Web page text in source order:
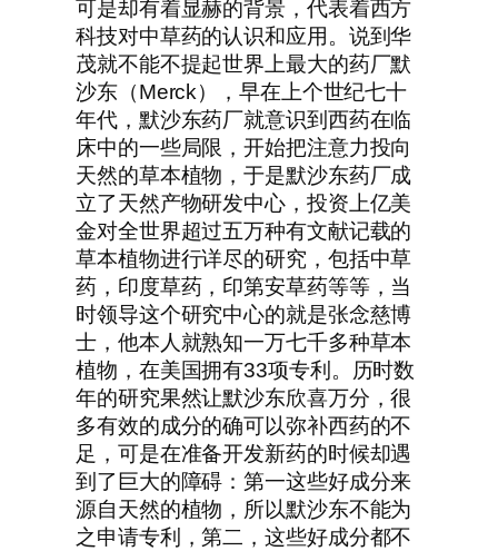
可是却有着显赫的背景，代表着西方
科技对中草药的认识和应用。说到华
茂就不能不提起世界上最大的药厂默
沙东（Merck），早在上个世纪七十
年代，默沙东药厂就意识到西药在临
床中的一些局限，开始把注意力投向
天然的草本植物，于是默沙东药厂成
立了天然产物研发中心，投资上亿美
金对全世界超过五万种有文献记载的
草本植物进行详尽的研究，包括中草
药，印度草药，印第安草药等等，当
时领导这个研究中心的就是张念慈博
士，他本人就熟知一万七千多种草本
植物，在美国拥有33项专利。历时数
年的研究果然让默沙东欣喜万分，很
多有效的成分的确可以弥补西药的不
足，可是在准备开发新药的时候却遇
到了巨大的障碍：第一这些好成分来
源自天然的植物，所以默沙东不能为
之申请专利，第二，这些好成分都不